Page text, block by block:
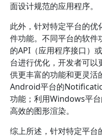
面设计规范的应用程序。
此外，针对特定平台的
件功能。不同平台的软件
的API（应用程序接口）
台进行优化，开发者可以
供更丰富的功能和更灵活
Android平台的
功能；利用Windows平
高效的图形渲染。
综上所述，针对特定平台